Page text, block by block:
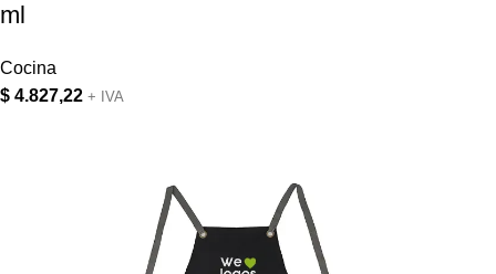
ml
Cocina
$ 4.827,22 + IVA